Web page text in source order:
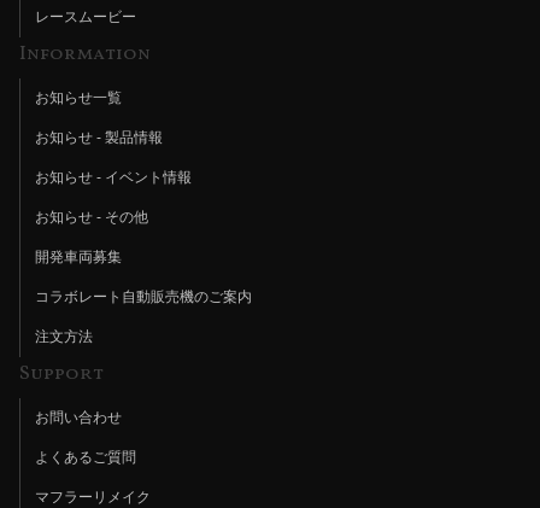
レースムービー
Information
お知らせ一覧
お知らせ - 製品情報
お知らせ - イベント情報
お知らせ - その他
開発車両募集
コラボレート自動販売機のご案内
注文方法
Support
お問い合わせ
よくあるご質問
マフラーリメイク